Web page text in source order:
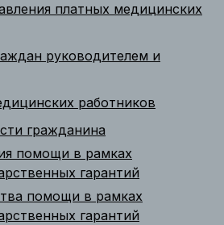
платных медицинских
руководителем и
работников
гражданина
помощи в рамках
гарантий
помощи в рамках
гарантий